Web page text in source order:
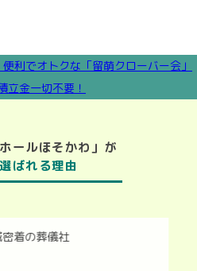
ールほそかわ」が
ばれる理由